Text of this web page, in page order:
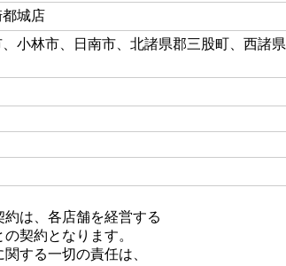
城店
小林市、日南市、北諸県郡三股町、西諸県
は、各店舗を経営する
契約となります。
する一切の責任は、